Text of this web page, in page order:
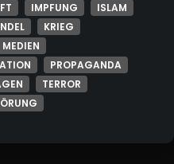
IMPFUNG
ISLAM
KRIEG
MEDIEN
PROPAGANDA
TERROR